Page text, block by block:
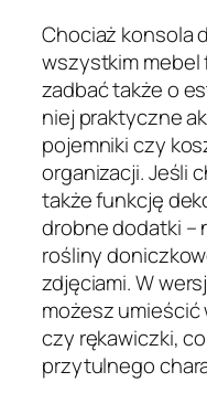
Chociaż konsola
wszystkim mebel
zadbać także o
niej praktyczne
pojemniki czy
organizacji. Jeśli
także funkcję
drobne dodatki –
rośliny
zdjęciami. W
możesz umieścić
czy rękawiczki,
przytulnego